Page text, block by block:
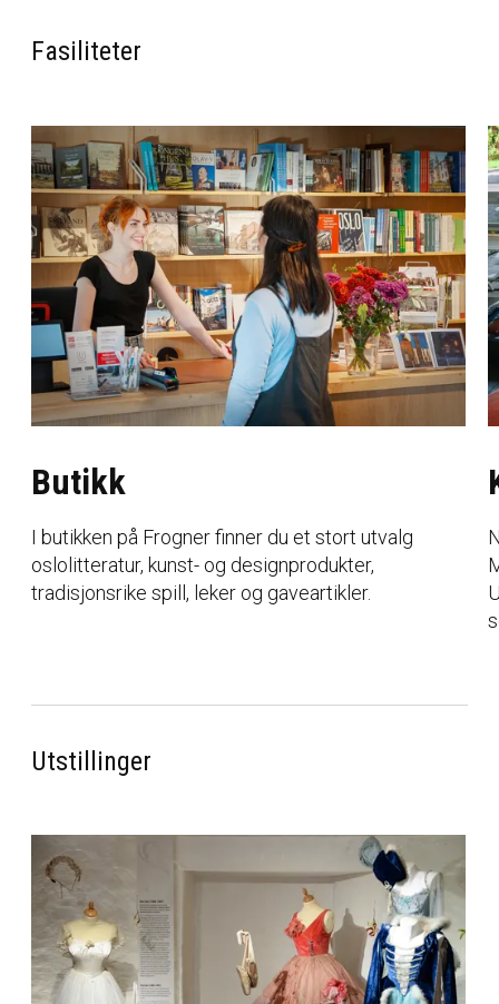
Fasiliteter
Butikk
I butikken på Frogner finner du et stort utvalg
oslolitteratur, kunst- og designprodukter,
tradisjonsrike spill, leker og gaveartikler.
Utstillinger